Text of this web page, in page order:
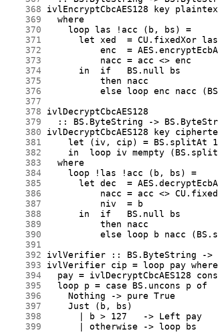
    368
    369
    370
    371
    372
    373
    374
    375
    376
    377
    378
    379
    380
    381
    382
    383
    384
    385
    386
    387
    388
    389
    390
    391
    392
    393
    394
    395
    396
    397
    398
    399